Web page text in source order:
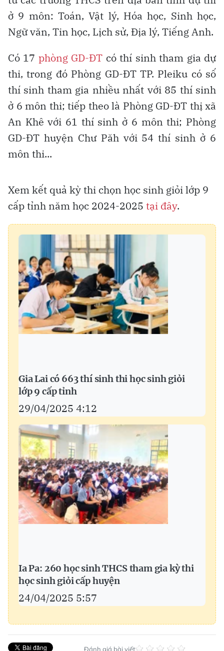
ở 9 môn: Toán, Vật lý, Hóa học, Sinh học,
Ngữ văn, Tin học, Lịch sử, Địa lý, Tiếng Anh.
Có 17 phòng GD-ĐT có thí sinh tham gia dự
thi, trong đó Phòng GD-ĐT TP. Pleiku có số
thí sinh tham gia nhiều nhất với 85 thí sinh
ở 6 môn thi; tiếp theo là Phòng GD-ĐT thị xã
An Khê với 61 thí sinh ở 6 môn thi; Phòng
GD-ĐT huyện Chư Păh với 54 thí sinh ở 6
môn thi...
Xem kết quả kỳ thi chọn học sinh giỏi lớp 9
cấp tỉnh năm học 2024-2025 tại đây.
Gia Lai có 663 thí sinh thi học sinh giỏi
lớp 9 cấp tỉnh
29/04/2025 4:12
Ia Pa: 260 học sinh THCS tham gia kỳ thi
học sinh giỏi cấp huyện
24/04/2025 5:57
Đánh giá bài viết